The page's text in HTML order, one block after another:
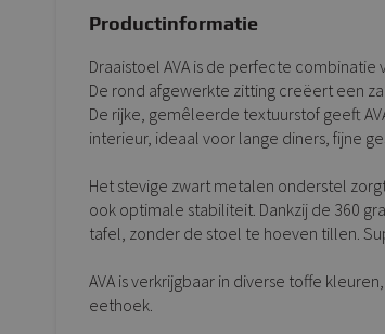
Productinformatie
Draaistoel AVA is de perfecte
De rond afgewerkte zitting creëert een
De rijke, gemêleerde textuurstof geeft
interieur, ideaal voor lange diners, fijne
Het stevige zwart metalen onderstel
ook optimale stabiliteit. Dankzij de 360
tafel, zonder de stoel te hoeven tillen.
AVA is verkrijgbaar in diverse toffe
eethoek.